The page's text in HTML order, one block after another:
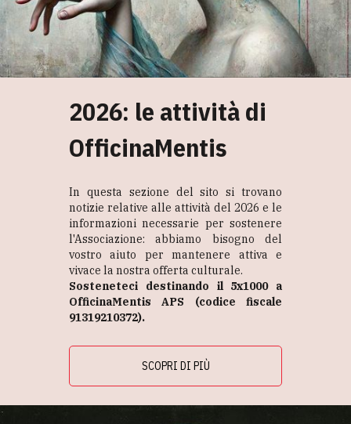
2026: le attività di
OfficinaMentis
In questa sezione del sito si trovano
notizie relative alle attività del 2026 e le
informazioni necessarie per sostenere
l'Associazione: abbiamo bisogno del
vostro aiuto per mantenere attiva e
vivace la nostra offerta culturale.
Sosteneteci destinando il 5x1000 a
OfficinaMentis APS (codice fiscale
91319210372).
SCOPRI DI PIÙ